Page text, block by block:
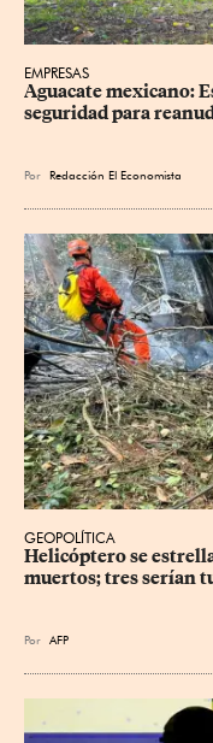
EMPRESAS
Aguacate mexicano:
seguridad para
Por Redacción El Economista
GEOPOLÍTICA
Helicóptero se
muertos; tres serían
Por AFP